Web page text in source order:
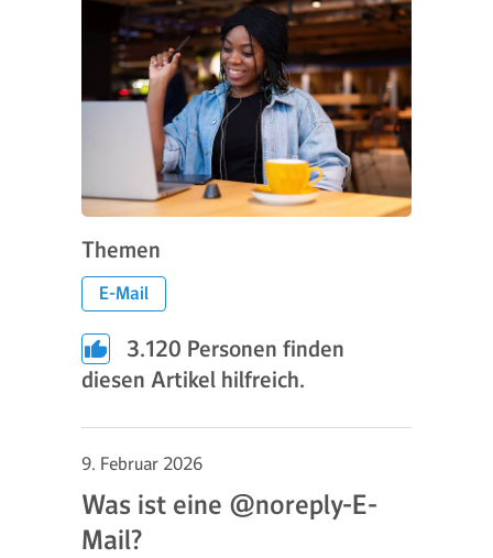
Themen
E-Mail
3.120 Personen finden
diesen Artikel hilfreich.
9. Februar 2026
Was ist eine @noreply-E-
Mail?